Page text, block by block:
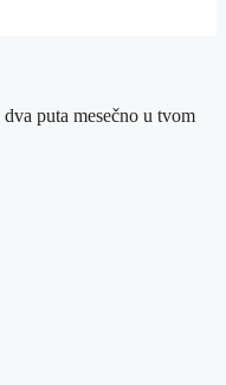
puta mesečno u tvom